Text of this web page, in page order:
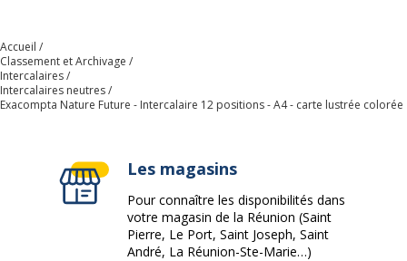
Accueil
Classement et Archivage
Intercalaires
Intercalaires neutres
Exacompta Nature Future - Intercalaire 12 positions - A4 - carte lustrée colorée
Les magasins
Pour connaître les disponibilités dans
votre magasin de la Réunion (Saint
Pierre, Le Port, Saint Joseph, Saint
André, La Réunion-Ste-Marie…)